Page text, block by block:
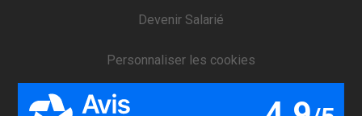
Devenir Salarié
Personnaliser les cookies